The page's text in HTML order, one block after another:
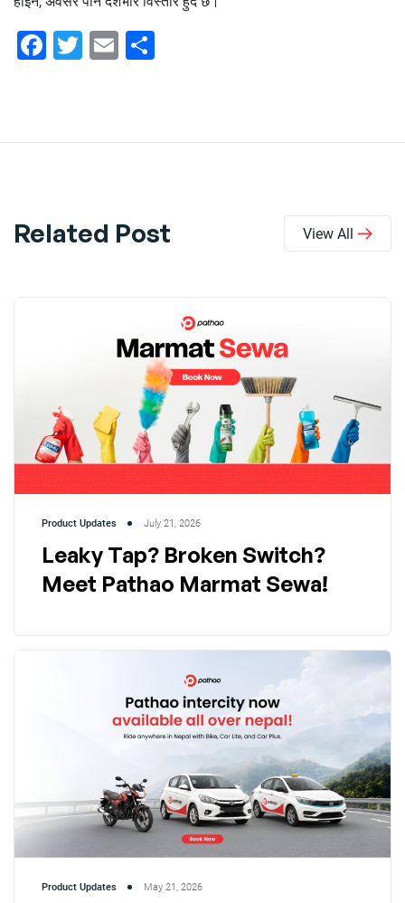
Facebook
Twitter
Email
Related Post View All
Product Updates July 21, 2026
Leaky Tap? Broken Switch?
Meet Pathao Marmat Sewa!
Product Updates May 21, 2026